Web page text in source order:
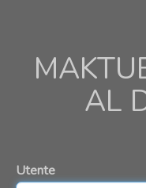
AL
Utente